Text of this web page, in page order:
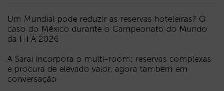
Um Mundial pode reduzir as reservas hoteleiras? O
caso do México durante o Campeonato do Mundo
da FIFA 2026
A Sarai incorpora o multi-room: reservas complexas
e procura de elevado valor, agora também em
conversação